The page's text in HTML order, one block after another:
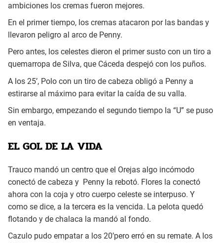
ambiciones los cremas fueron mejores.
En el primer tiempo, los cremas atacaron por las bandas y
llevaron peligro al arco de Penny.
Pero antes, los celestes dieron el primer susto con un tiro a
quemarropa de Silva, que Cáceda despejó con los puños.
A los 25’, Polo con un tiro de cabeza obligó a Penny a
estirarse al máximo para evitar la caída de su valla.
Sin embargo, empezando el segundo tiempo la “U” se puso
en ventaja.
EL GOL DE LA VIDA
Trauco mandó un centro que el Orejas algo incómodo
conectó de cabeza y Penny la rebotó. Flores la conectó
ahora con la coja y otro cuerpo celeste se interpuso. Y
como se dice, a la tercera es la vencida. La pelota quedó
flotando y de chalaca la mandó al fondo.
Cazulo pudo empatar a los 20’pero erró en su remate. A los